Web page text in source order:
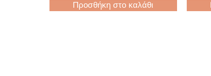
Προσθήκη στο καλάθι